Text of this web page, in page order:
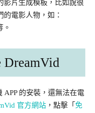
影片生成模板，比如說很
電影人物，如：
APP 的安裝，還無法在電
官方網站 ，點擊「 免